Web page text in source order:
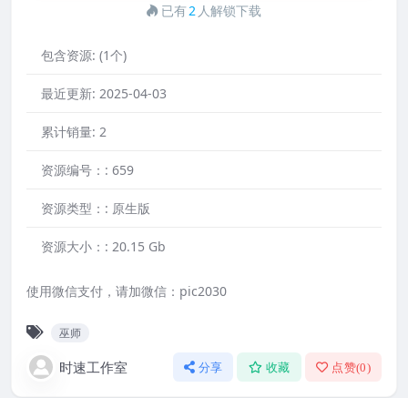
已有2 人解锁下载
包含资源: (1个)
最近更新: 2025-04-03
累计销量: 2
资源编号：: 659
资源类型：: 原生版
资源大小：: 20.15 Gb
使用微信支付，请加微信：pic2030
巫师
时速工作室 分享 收藏 点赞(0)